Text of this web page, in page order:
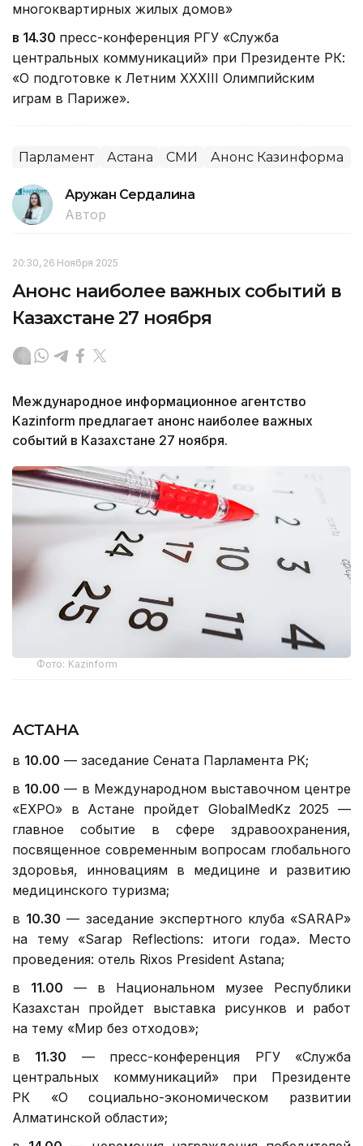
многоквартирных жилых домов»
в 14.30 пресс-конференция РГУ «Служба
центральных коммуникаций» при Президенте РК:
«О подготовке к Летним XXXIII Олимпийским
играм в Париже».
Парламент Астана СМИ Анонс Казинформа
Аружан Сердалина
Автор
20:30, 26 Ноября 2025
Анонс наиболее важных событий в
Казахстане 27 ноября
Международное информационное агентство
Kazinform предлагает анонс наиболее важных
событий в Казахстане 27 ноября.
Фото: Kazinform
АСТАНА
в 10.00 — заседание Сената Парламента РК;
в 10.00 — в Международном выставочном центре
«EXPO» в Астане пройдет GlobalMedKz 2025 —
главное событие в сфере здравоохранения,
посвященное современным вопросам глобального
здоровья, инновациям в медицине и развитию
медицинского туризма;
в 10.30 — заседание экспертного клуба «SARAP»
на тему «Sarap Reflections: итоги года». Место
проведения: отель Rixos President Astana;
в 11.00 — в Национальном музее Республики
Казахстан пройдет выставка рисунков и работ
на тему «Мир без отходов»;
в 11.30 — пресс-конференция РГУ «Служба
центральных коммуникаций» при Президенте
РК «О социально-экономическом развитии
Алматинской области»;